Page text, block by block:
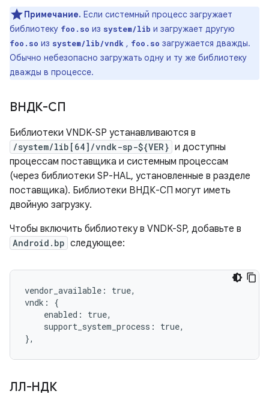
Примечание. Если системный процесс загружает
библиотеку foo.so из system/lib и загружает другую
foo.so из system/lib/vndk , foo.so загружается дважды.
Обычно небезопасно загружать одну и ту же библиотеку
дважды в процессе.
ВНДК-СП
Библиотеки VNDK-SP устанавливаются в
/system/lib[64]/vndk-sp-${VER} и доступны
процессам поставщика и системным процессам
(через библиотеки SP-HAL, установленные в разделе
поставщика). Библиотеки ВНДК-СП могут иметь
двойную загрузку.
Чтобы включить библиотеку в VNDK-SP, добавьте в
Android.bp следующее:
vendor_available: true,
vndk: {
    enabled: true,
    support_system_process: true,
},
ЛЛ-НДК